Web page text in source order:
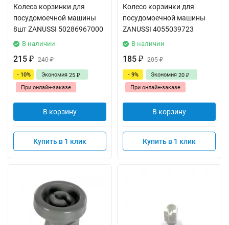
Колеса корзинки для
посудомоечной машины
8шт ZANUSSI 50286967000
В наличии
215 ₽ 240₽
- 10% Экономия 25 ₽
При онлайн-заказе
В корзину
Купить в 1 клик
Колесо корзинки для
посудомоечной машины
ZANUSSI 4055039723
В наличии
185 ₽ 205₽
- 9% Экономия 20 ₽
При онлайн-заказе
В корзину
Купить в 1 клик